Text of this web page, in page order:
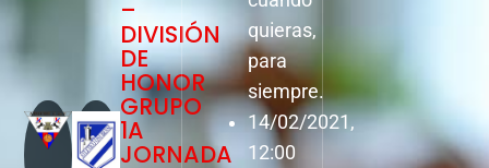
–
DIVISIÓN
DE
HONOR
GRUPO
1A
JORNADA
quieras,
para
siempre.
14/02/2021,
12:00